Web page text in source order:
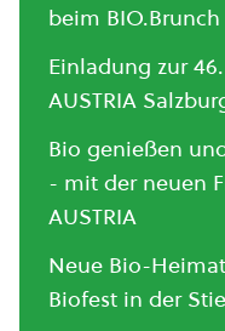
beim BIO.Brunch
Einladung zur
AUSTRIA
Bio genießen
- mit der neuen
AUSTRIA
Neue Bio-
Biofest in der